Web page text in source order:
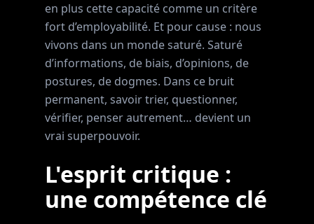
en plus cette capacité comme un critère
fort d’employabilité. Et pour cause : nous
vivons dans un monde saturé. Saturé
d’informations, de biais, d’opinions, de
postures, de dogmes. Dans ce bruit
permanent, savoir trier, questionner,
vérifier, penser autrement… devient un
vrai superpouvoir.
L'esprit critique :
une compétence clé